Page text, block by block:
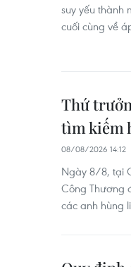
suy yếu thành
cuối cùng về
Thứ
tìm kiếm
08/08/2026 14:12
Ngày 8/8, tại
Công Thương
các anh hùng